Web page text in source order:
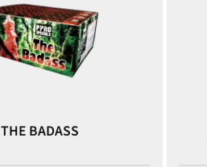
THE BADASS